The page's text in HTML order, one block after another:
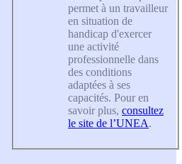
permet à un travailleur
en situation de
handicap d'exercer
une activité
professionnelle dans
des conditions
adaptées à ses
capacités. Pour en
savoir plus, consultez
le site de l’UNEA.